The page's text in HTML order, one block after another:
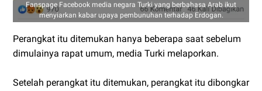
Fanspage Facebook media negara Turki yang berbahasa Arab ikut
menyiarkan kabar upaya pembunuhan terhadap Erdogan.
Perangkat itu ditemukan hanya beberapa saat sebelum
dimulainya rapat umum, media Turki melaporkan.
Setelah perangkat itu ditemukan, perangkat itu dibongkar